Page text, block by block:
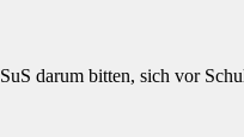
darum bitten, sich vor